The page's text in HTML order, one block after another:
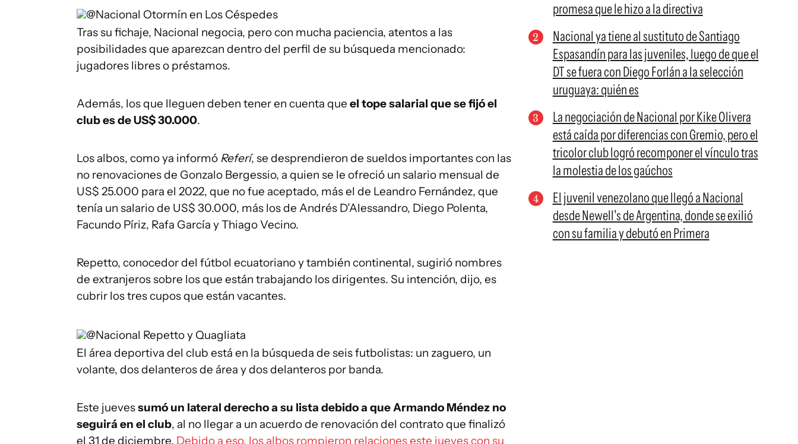
@Nacional Otormín en Los Céspedes
Tras su fichaje, Nacional negocia, pero con mucha paciencia, atentos a las
posibilidades que aparezcan dentro del perfil de su búsqueda mencionado:
jugadores libres o préstamos.
Además, los que lleguen deben tener en cuenta que el tope salarial que se fijó el
club es de US$ 30.000.
Los albos, como ya informó Referí, se desprendieron de sueldos importantes con las
no renovaciones de Gonzalo Bergessio, a quien se le ofreció un salario mensual de
US$ 25.000 para el 2022, que no fue aceptado, más el de Leandro Fernández, que
tenía un salario de US$ 30.000, más los de Andrés D’Alessandro, Diego Polenta,
Facundo Píriz, Rafa García y Thiago Vecino.
Repetto, conocedor del fútbol ecuatoriano y también continental, sugirió nombres
de extranjeros sobre los que están trabajando los dirigentes. Su intención, dijo, es
cubrir los tres cupos que están vacantes.
@Nacional Repetto y Quagliata
El área deportiva del club está en la búsqueda de seis futbolistas: un zaguero, un
volante, dos delanteros de área y dos delanteros por banda.
Este juevessumó un lateral derecho a su lista debido a que Armando Méndez no
seguirá en el club, al no llegar a un acuerdo de renovación del contrato que finalizó
el 31 de diciembre. Debido a eso, los albos rompieron relaciones este jueves con su
promesa que le hizo a la directiva
Nacional ya tiene al sustituto de Santiago
Espasandín para las juveniles, luego de que el
DT se fuera con Diego Forlán a la selección
uruguaya: quién es
La negociación de Nacional por Kike Olivera
está caída por diferencias con Gremio, pero el
tricolor club logró recomponer el vínculo tras
la molestia de los gaúchos
El juvenil venezolano que llegó a Nacional
desde Newell's de Argentina, donde se exilió
con su familia y debutó en Primera